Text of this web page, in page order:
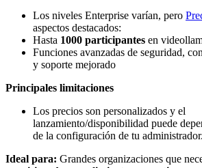
Los niveles Enterprise varían, pero
aspectos destacados:
Hasta 1000 participantes en
Funciones avanzadas de seguridad,
y soporte mejorado
Principales limitaciones
Los precios son personalizados y el
lanzamiento/disponibilidad puede
de la configuración de tu administrador.
Ideal para: Grandes organizaciones que